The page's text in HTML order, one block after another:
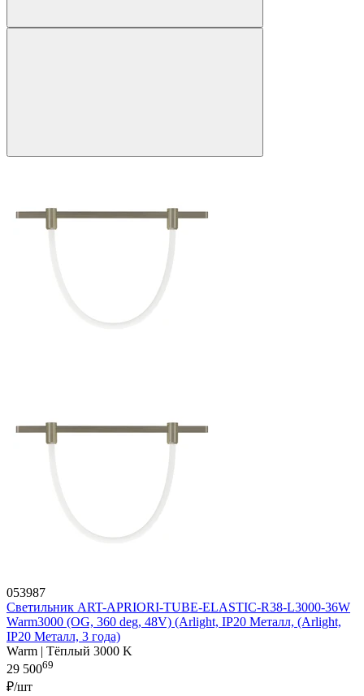
053987
Светильник ART-APRIORI-TUBE-ELASTIC-R38-L3000-36W
Warm3000 (OG, 360 deg, 48V) (Arlight, IP20 Металл, (Arlight,
IP20 Металл, 3 года)
Warm | Тёплый 3000 K
29 50069
₽/шт